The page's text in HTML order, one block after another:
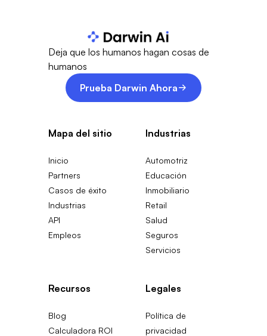
Deja que los humanos hagan cosas de
humanos
Prueba Darwin Ahora
Mapa del sitio
Inicio
Partners
Casos de éxito
Industrias
API
Empleos
Industrias
Automotriz
Educación
Inmobiliario
Retail
Salud
Seguros
Servicios
Recursos
Blog
Calculadora ROI
Legales
Política de
privacidad